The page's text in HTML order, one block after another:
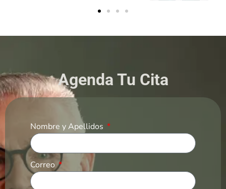
Agenda Tu Cita
Nombre y Apellidos
Correo